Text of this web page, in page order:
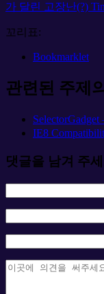
가 달린 고장난(?)
꼬리표:
Bookmarklet
관련된 주제
IE8
댓글을 남겨 주